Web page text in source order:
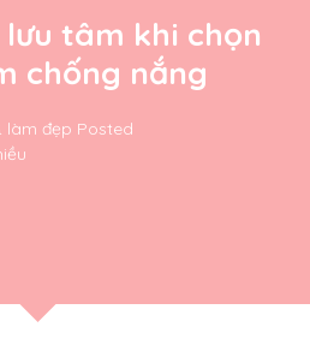
lưu tâm khi chọn
chống nắng
làm đẹp Posted